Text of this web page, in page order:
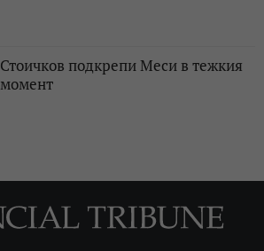
Стоичков подкрепи Меси в тежкия
момент